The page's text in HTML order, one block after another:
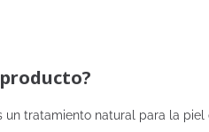
tratamiento natural para la